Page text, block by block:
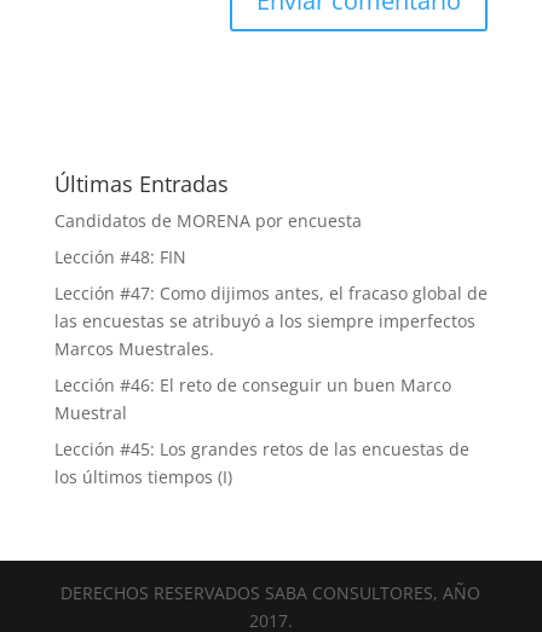
Últimas Entradas
Candidatos de MORENA por encuesta
Lección #48: FIN
Lección #47: Como dijimos antes, el fracaso global de
las encuestas se atribuyó a los siempre imperfectos
Marcos Muestrales.
Lección #46: El reto de conseguir un buen Marco
Muestral
Lección #45: Los grandes retos de las encuestas de
los últimos tiempos (I)
DERECHOS RESERVADOS SABA CONSULTORES, AÑO
2017.